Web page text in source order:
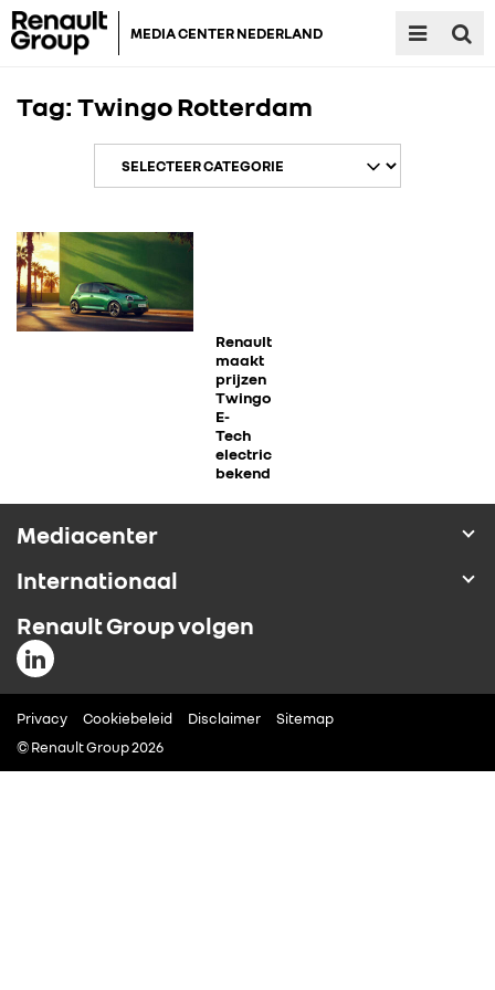
MEDIA CENTER NEDERLAND
RENAULT GROUP
RENAULT
ALLIANCE
FOTO’S & VIDEO’S
IN DE MEDIA
CONTACT
Tag: Twingo Rotterdam
Renault
maakt
prijzen
Twingo
E-
Tech
electric
bekend
Mediacenter
Internationaal
Renault Group volgen
Privacy Cookiebeleid Disclaimer
Sitemap
© Renault Group 2026